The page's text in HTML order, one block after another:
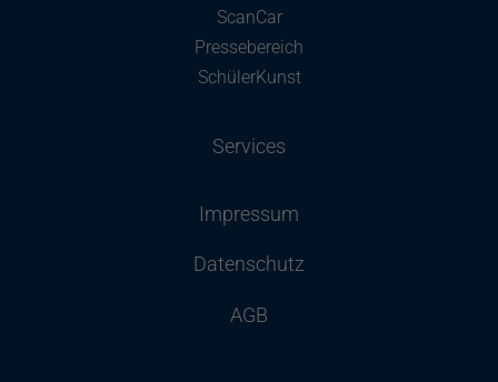
ScanCar
Pressebereich
SchülerKunst
Services
Impressum
Datenschutz
AGB